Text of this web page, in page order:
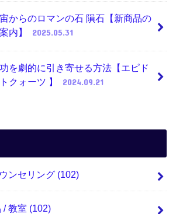
からのロマンの石 隕石【新商品の
内】
2025.05.31
を劇的に引き寄せる方法【エピド
クォーツ 】
2024.09.21
ンセリング (102)
/ 教室 (102)